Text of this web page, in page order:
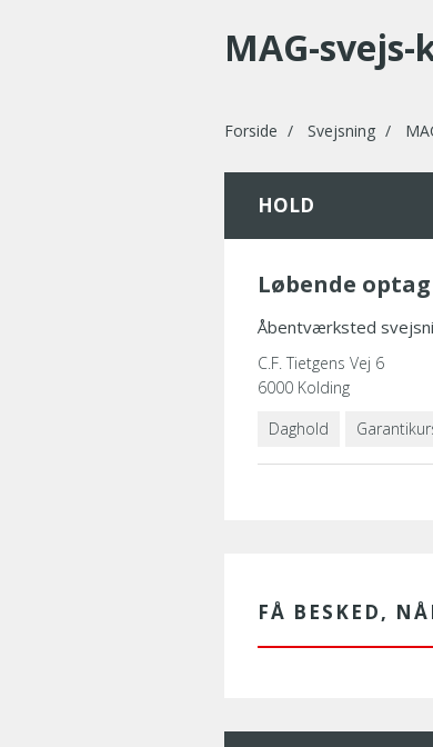
MAG-
Forside Svejsning
HOLD
Løbende optag
Åbentværksted
C.F. Tietgens Vej 6
6000 Kolding
Daghold
FÅ BESKED,